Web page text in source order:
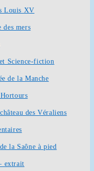
Louis XV
des mers
Science-fiction
de la Manche
des Véraliens
la Saône à pied
extrait